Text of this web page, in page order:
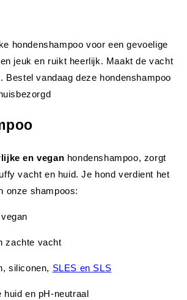
en vegan hondenshampoo, zorgt
vacht en huid. Je hond verdient het
onze shampoos:
zachte vacht
siliconen, SLES en SLS
en pH-neutraal